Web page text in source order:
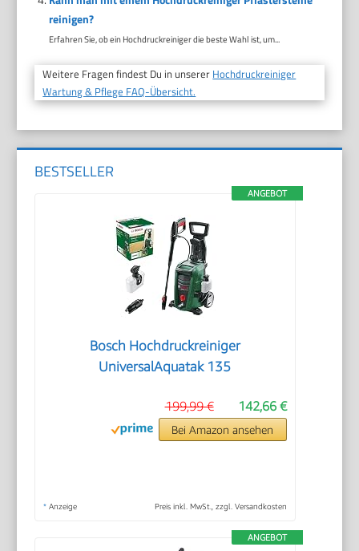
reinigen?
Erfahren Sie, ob ein Hochdruckreiniger die beste Wahl ist, um...
Weitere Fragen findest Du in unserer Hochdruckreiniger
Wartung & Pflege FAQ-Übersicht.
BESTSELLER
ANGEBOT
Bosch Hochdruckreiniger
UniversalAquatak 135
142,66 €
199,99 €
Bei Amazon ansehen
* Anzeige Preis inkl. MwSt., zzgl. Versandkosten
ANGEBOT